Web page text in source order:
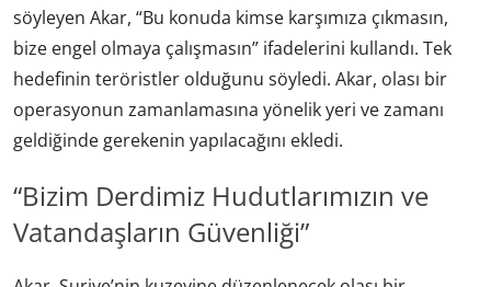
söyleyen Akar, “Bu konuda kimse karşımıza çıkmasın,
bize engel olmaya çalışmasın” ifadelerini kullandı. Tek
hedefinin teröristler olduğunu söyledi. Akar, olası bir
operasyonun zamanlamasına yönelik yeri ve zamanı
geldiğinde gerekenin yapılacağını ekledi.
“Bizim Derdimiz Hudutlarımızın ve
Vatandaşların Güvenliği”